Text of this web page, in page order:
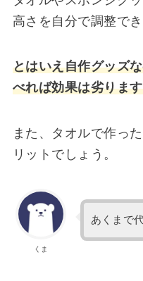
高さを自分で調整でき
とはいえ自作グッズ
べれば効果は劣りま
また、タオルで作っ
リットでしょう。
くま
あくまで